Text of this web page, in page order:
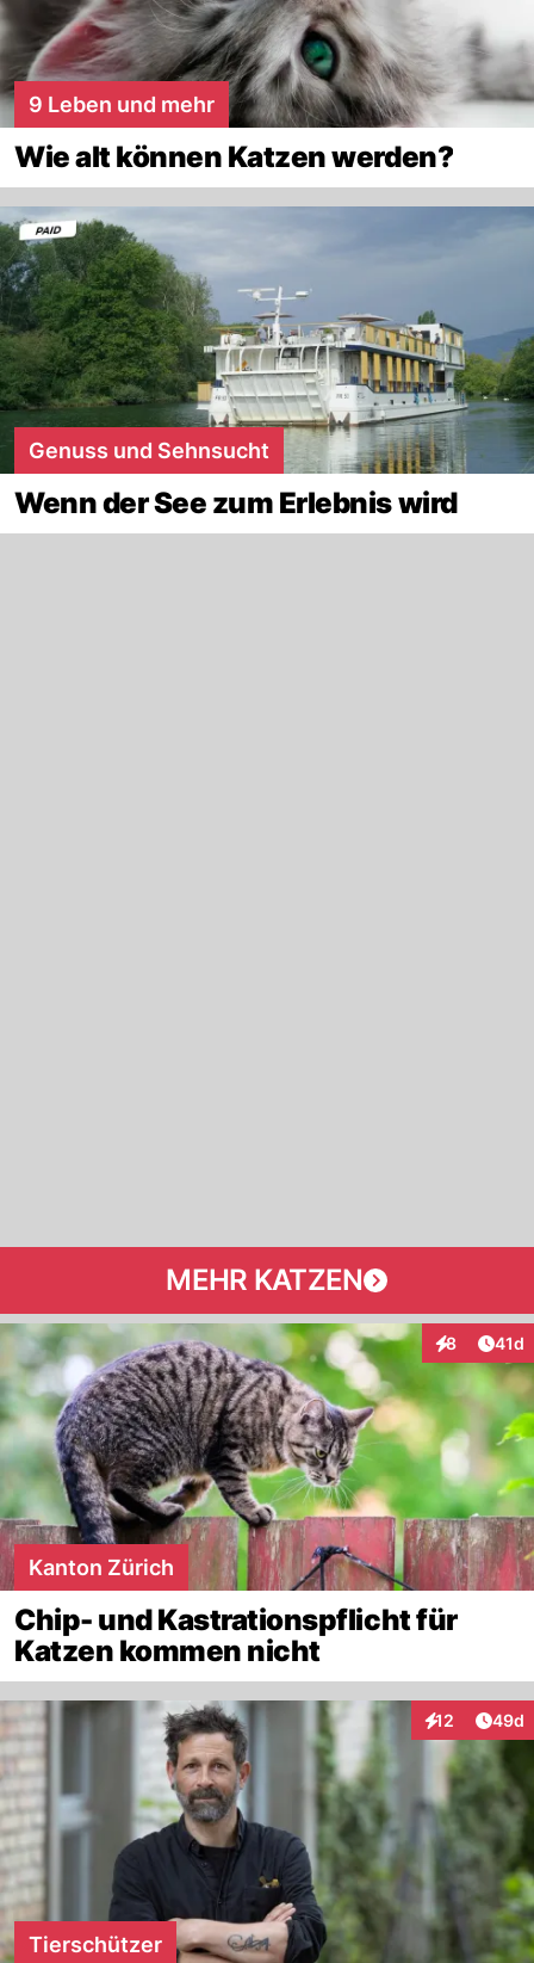
9 Leben und mehr
Wie alt können Katzen werden?
Genuss und Sehnsucht
Wenn der See zum Erlebnis wird
MEHR KATZEN
8
Interaktionen
41d
Kanton Zürich
Chip- und Kastrationspflicht für
Katzen kommen nicht
12
Interaktionen
49d
Tierschützer